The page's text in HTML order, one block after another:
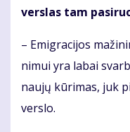
ver­slas tam
– Emig­ra­ci­jos
ni­mui yra la­bai
nau­jų kū­ri­mas, juk
ver­slo.